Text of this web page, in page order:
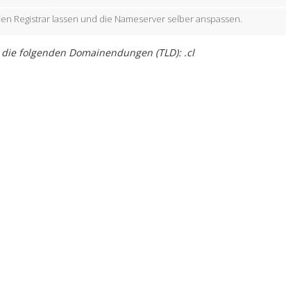
Registrar lassen und die Nameserver selber anspassen.
folgenden Domainendungen (TLD): .cl